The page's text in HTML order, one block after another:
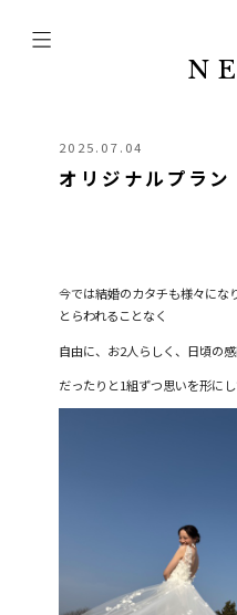
2025.07.04
オリジナルプ
今では結婚のカタチも様々にな
とらわれることなく
自由に、お2人らしく、日頃の
だったりと1組ずつ思いを形に